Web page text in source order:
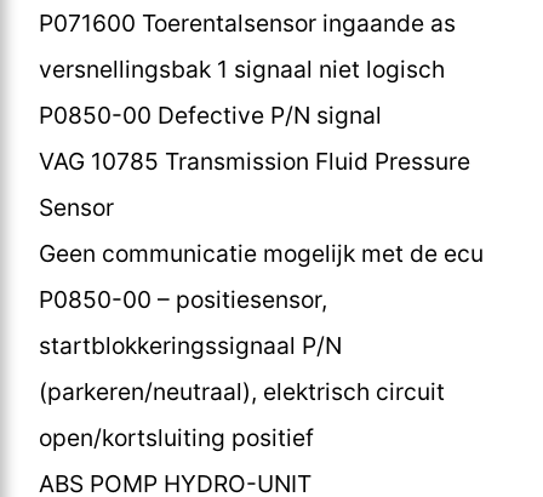
P071600 Toerentalsensor ingaande as
versnellingsbak 1 signaal niet logisch
P0850-00 Defective P/N signal
VAG 10785 Transmission Fluid Pressure
Sensor
Geen communicatie mogelijk met de ecu
P0850-00 – positiesensor,
startblokkeringssignaal P/N
(parkeren/neutraal), elektrisch circuit
open/kortsluiting positief
ABS POMP HYDRO-UNIT